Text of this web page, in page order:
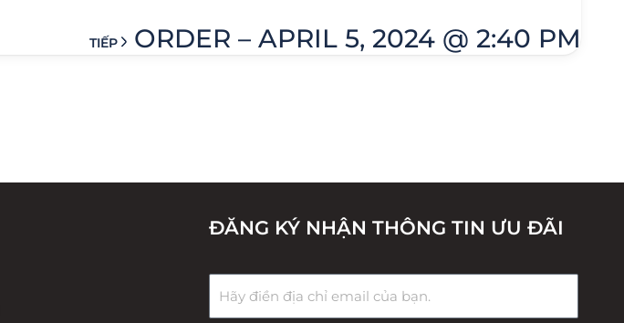
TIẾP ORDER – APRIL 5, 2024 @ 2:40 PM
ĐĂNG KÝ NHẬN THÔNG TIN ƯU ĐÃI